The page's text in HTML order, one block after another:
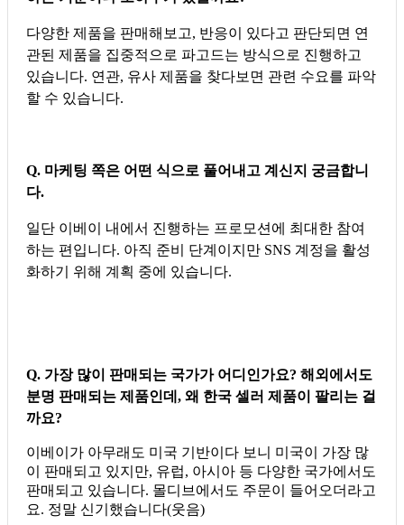
다양한 제품을 판매해보고, 반응이 있다고 판단되면 연
관된 제품을 집중적으로 파고드는 방식으로 진행하고
있습니다. 연관, 유사 제품을 찾다보면 관련 수요를 파악
할 수 있습니다.
Q. 마케팅 쪽은 어떤 식으로 풀어내고 계신지 궁금합니
다.
일단 이베이 내에서 진행하는 프로모션에 최대한 참여
하는 편입니다. 아직 준비 단계이지만 SNS 계정을 활성
화하기 위해 계획 중에 있습니다.
Q. 가장 많이 판매되는 국가가 어디인가요? 해외에서도
분명 판매되는 제품인데, 왜 한국 셀러 제품이 팔리는 걸
까요?
이베이가 아무래도 미국 기반이다 보니 미국이 가장 많
이 판매되고 있지만, 유럽, 아시아 등 다양한 국가에서도
판매되고 있습니다. 몰디브에서도 주문이 들어오더라고
요. 정말 신기했습니다(웃음)